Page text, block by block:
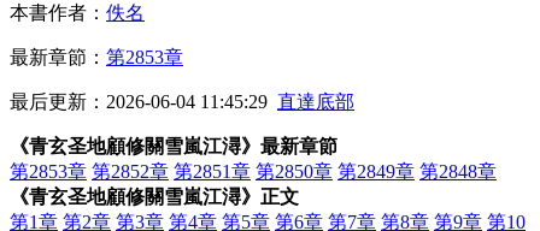
本書作者： 佚名
最新章節： 第2853章
最后更新：2026-06-04 11:45:29 直達底部
《青玄圣地顧修關雪嵐江潯》最新章節
第2853章 第2852章 第2851章 第2850章 第2849章 第2848章
《青玄圣地顧修關雪嵐江潯》正文
第1章 第2章 第3章 第4章 第5章 第6章 第7章 第8章 第9章 第10